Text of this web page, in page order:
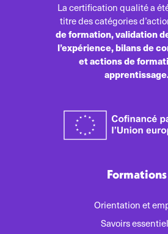
La certification qualité a
titre des catégories
de formation, validation
l’expérience, bilans de
et actions de
Formations
Orientation et
Savoirs